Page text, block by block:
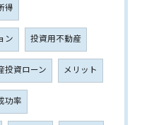
得
ン 投資用不動産
投資ローン メリット
功率